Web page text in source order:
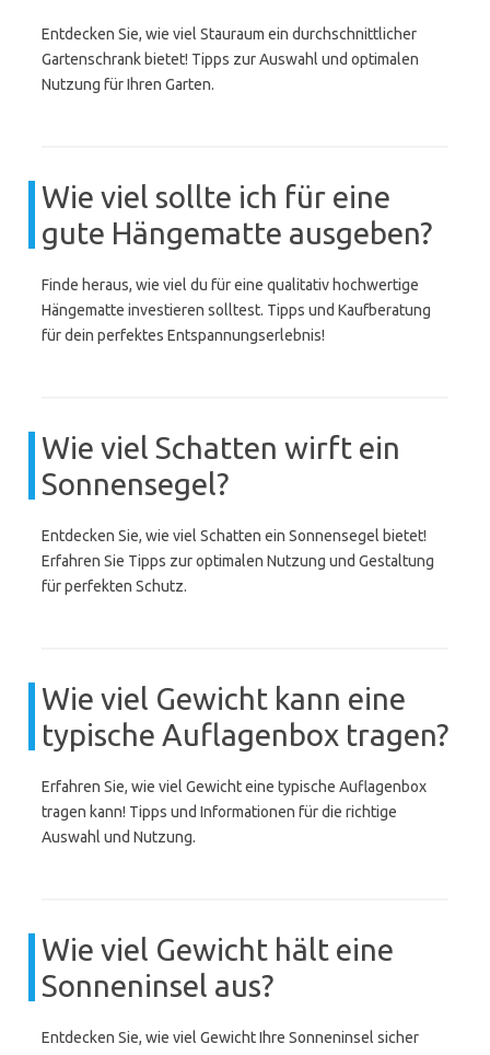
Entdecken Sie, wie viel Stauraum ein durchschnittlicher
Gartenschrank bietet! Tipps zur Auswahl und optimalen
Nutzung für Ihren Garten.
Wie viel sollte ich für eine
gute Hängematte ausgeben?
Finde heraus, wie viel du für eine qualitativ hochwertige
Hängematte investieren solltest. Tipps und Kaufberatung
für dein perfektes Entspannungserlebnis!
Wie viel Schatten wirft ein
Sonnensegel?
Entdecken Sie, wie viel Schatten ein Sonnensegel bietet!
Erfahren Sie Tipps zur optimalen Nutzung und Gestaltung
für perfekten Schutz.
Wie viel Gewicht kann eine
typische Auflagenbox tragen?
Erfahren Sie, wie viel Gewicht eine typische Auflagenbox
tragen kann! Tipps und Informationen für die richtige
Auswahl und Nutzung.
Wie viel Gewicht hält eine
Sonneninsel aus?
Entdecken Sie, wie viel Gewicht Ihre Sonneninsel sicher